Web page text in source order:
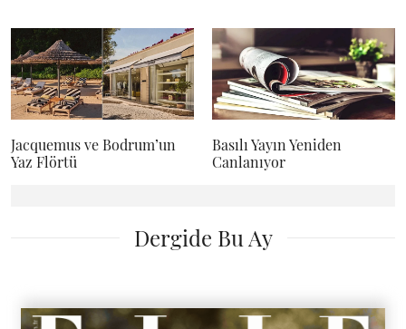
Jacquemus ve Bodrum’un
Yaz Flörtü
Basılı Yayın Yeniden
Canlanıyor
Dergide Bu Ay